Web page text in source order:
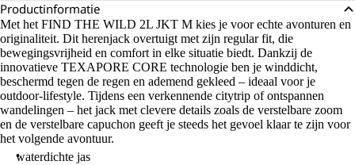
Productinformatie
Met het FIND THE WILD 2L JKT M kies je voor echte avonturen en
originaliteit. Dit herenjack overtuigt met zijn regular fit, die
bewegingsvrijheid en comfort in elke situatie biedt. Dankzij de
innovatieve TEXAPORE CORE technologie ben je winddicht,
beschermd tegen de regen en ademend gekleed – ideaal voor je
outdoor-lifestyle. Tijdens een verkennende citytrip of ontspannen
wandelingen – het jack met clevere details zoals de verstelbare zoom
en de verstelbare capuchon geeft je steeds het gevoel klaar te zijn voor
het volgende avontuur.
waterdichte jas